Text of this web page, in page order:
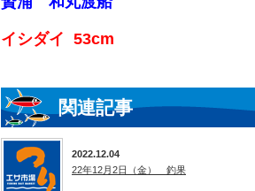
イシダイ 53cm
関連記事
2022.12.04
22年12月2日（金） 釣果